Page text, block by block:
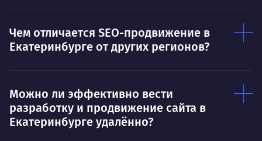
Чем отличается SEO-продвижение в
Екатеринбурге от других регионов?
Можно ли эффективно вести
разработку и продвижение сайта в
Екатеринбурге удалённо?